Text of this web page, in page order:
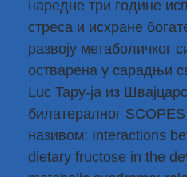
наредне три године
стреса и исхране
развоју метаболичког
остварена у сарадњи
Luc Tapy-ја из
билатералног SCOPES
називом: Interactions
dietary fructose in the